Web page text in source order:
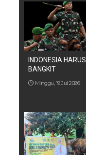
INDONESIA HARUS
BANGKIT
Minggu, 19 Jul 2026